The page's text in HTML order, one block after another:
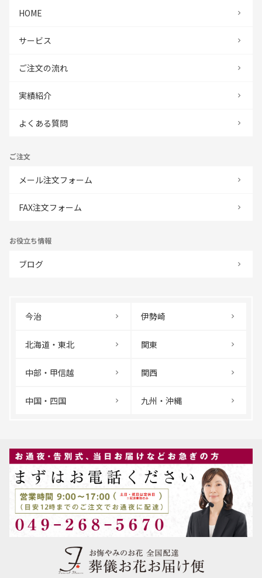
HOME
サービス
ご注文の流れ
実績紹介
よくある質問
ご注文
メール注文フォーム
FAX注文フォーム
お役立ち情報
ブログ
今治 伊勢崎
北海道・東北 関東
中部・甲信越 関西
中国・四国 九州・沖縄